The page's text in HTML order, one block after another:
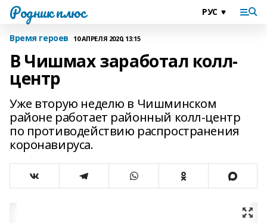
Родник плюс
Время героев 10 АПРЕЛЯ 2020, 13:15
В Чишмах заработал колл-
центр
Уже вторую неделю в Чишминском
районе работает районный колл­-центр
по противодействию распространения
коронавируса.